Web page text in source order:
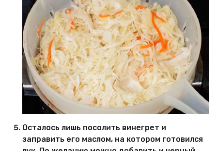
Осталось лишь посолить винегрет и
заправить его маслом, на котором готовился